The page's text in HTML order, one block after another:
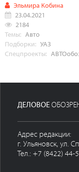
Эльмира Кобина
23.04.2021
2184
Темы: Авто
Подборки: УАЗ
Спецпроекты:
ДЕЛОВОЕ
Адрес редакции:
г. Ульяновск, ул.
Тел.: +7 (8422) 44-